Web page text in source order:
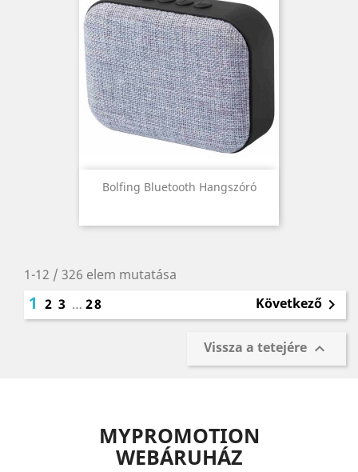
Bolfing Bluetooth Hangszóró
1-12 / 326 elem mutatása
1 2 3 … 28 Következő 
Vissza a tetejére 
MYPROMOTION
WEBÁRUHÁZ